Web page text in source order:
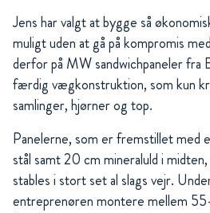
Jens har valgt at bygge så
muligt uden at gå på kompromis
derfor på MW sandwichpaneler fra
færdig vægkonstruktion, som kun
samlinger, hjørner og top.
Panelerne, som er fremstillet med
stål samt 20 cm mineraluld i
stables i stort set al slags vejr.
entreprenøren montere mellem